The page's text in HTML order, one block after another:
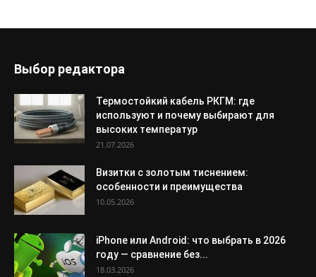
Выбор редактора
Термостойкий кабель РКГМ: где
используют и почему выбирают для
высоких температур
21.07.2026
Визитки с золотым тиснением:
особенности и преимущества
10.05.2026
iPhone или Android: что выбрать в 2026
году — сравнение без...
18.03.2026